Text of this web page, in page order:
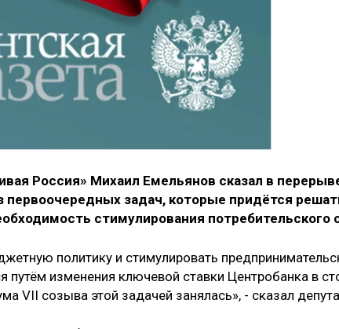
Россия» Михаил Емельянов сказал в
первоочередных задач, которые придётся
стимулирования потребительского
политику и стимулировать
путём изменения ключевой ставки Центробанка в
VII созыва этой задачей занялась», - сказал